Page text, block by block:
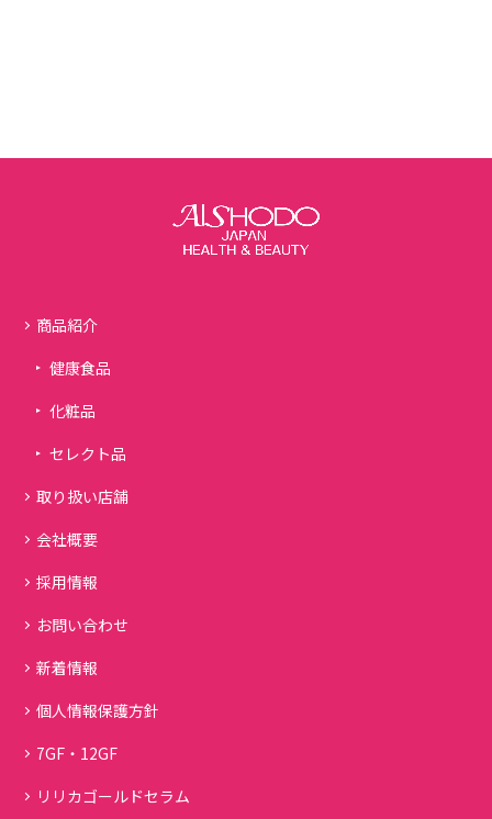
商品紹介
健康食品
化粧品
セレクト品
取り扱い店舗
会社概要
採用情報
お問い合わせ
新着情報
個人情報保護方針
7GF・12GF
リリカゴールドセラム